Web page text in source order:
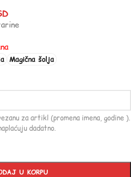
Magična šolja
za artikl (promena imena, godine ).
dadatno.
U KORPU